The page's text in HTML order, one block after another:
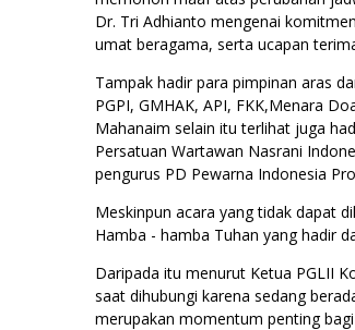
Dr. Tri Adhianto mengenai
umat beragama, serta ucapan
Tampak hadir para pimpinan aras
PGPI, GMHAK, API, FKK,Menara
Mahanaim selain itu terlihat juga
Persatuan Wartawan Nasrani
pengurus PD Pewarna Indonesia
Meskinpun acara yang tidak dapat
Hamba - hamba Tuhan yang hadir
Daripada itu menurut Ketua PGLII
saat dihubungi karena sedang
merupakan momentum penting